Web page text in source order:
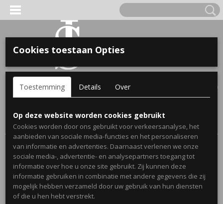
Inloggen Registreren
(0)
Home >Webshop>Cadeau's voor mama> Dames hoodie
smiley cozy - Gepersonaliseerd cadeau voor haar
VOOR KINDEREN
OPA & OMA.
NAAM EN GEBOORTEJAAR
Cookies toestaan Opties
Toestemming Details Over
Op deze website worden cookies gebruikt
Cookies worden door ons gebruikt voor verkeersanalyse, het
aanbieden van sociale media-functies en het personaliseren
van informatie en advertenties. Daarnaast verlenen we onze
sociale media-, advertentie- en analysepartners toegang tot
informatie over hoe u onze site gebruikt. Zij kunnen deze
informatie gebruiken in combinatie met andere gegevens die zij
mogelijk hebben verzameld door uw gebruik van hun diensten
of die u hen hebt verstrekt.